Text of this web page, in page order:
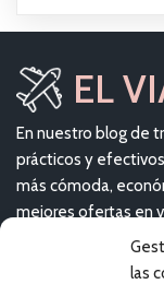
las
EL
En nuestro blog de
prácticos y
más cómoda,
mejores ofertas en
de mano, aquí te
necesitas para